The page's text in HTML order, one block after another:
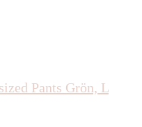
Pants Grön, L